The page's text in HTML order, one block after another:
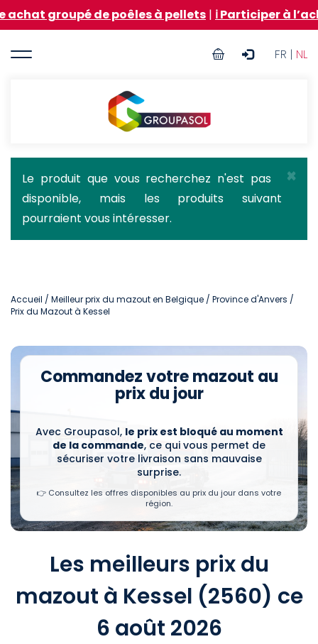
Aller
au
principal
de poêles à pellets|ℹ️ Participer à l’achat
FR | NL
User
Groupasol
×
Message
d'état
Le produit que vous recherchez n'est pas
disponible, mais les produits suivant
pourraient vous intéresser.
Accueil / Meilleur prix du mazout en Belgique / Province d'Anvers /
Prix du Mazout à Kessel
Commandez votre mazout au
prix du jour
Avec Groupasol, le prix est bloqué au moment
de la commande, ce qui vous permet de
sécuriser votre livraison sans mauvaise
surprise.
👉 Consultez les offres disponibles au prix du jour dans votre
région.
Les meilleurs prix du
mazout à Kessel (2560) ce
6 août 2026